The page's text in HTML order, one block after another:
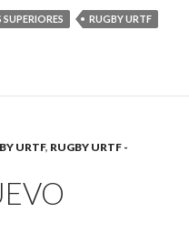
RUGBY URTF
URTF, RUGBY URTF -